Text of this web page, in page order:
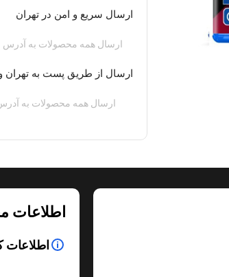
ارسال سریع و امن در تهران
ارسال همه محصولات به آدرس
ارسال از طریق پست به تهران
ارسال همه محصولات به
اطلاعات
اطلاعات